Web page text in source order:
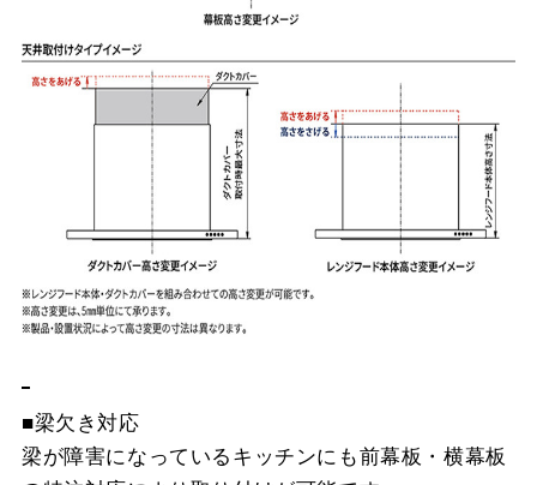
■梁欠き対応
梁が障害になっているキッチンにも前幕板・横幕板